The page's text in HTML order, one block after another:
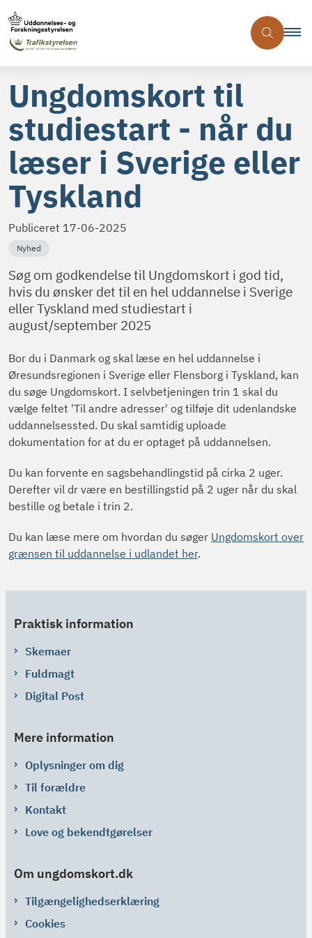
Ungdomskort til
studiestart - når du
læser i Sverige eller
Tyskland
Publiceret 17-06-2025
Nyhed
Søg om godkendelse til Ungdomskort i god tid,
hvis du ønsker det til en hel uddannelse i Sverige
eller Tyskland med studiestart i
august/september 2025
Bor du i Danmark og skal læse en hel uddannelse i
Øresundsregionen i Sverige eller Flensborg i Tyskland, kan
du søge Ungdomskort. I selvbetjeningen trin 1 skal du
vælge feltet 'Til andre adresser' og tilføje dit udenlandske
uddannelsessted. Du skal samtidig uploade
dokumentation for at du er optaget på uddannelsen.
Du kan forvente en sagsbehandlingstid på cirka 2 uger.
Derefter vil dr være en bestillingstid på 2 uger når du skal
bestille og betale i trin 2.
Du kan læse mere om hvordan du søger Ungdomskort over
grænsen til uddannelse i udlandet her.
Praktisk information
Skemaer
Fuldmagt
Digital Post
Mere information
Oplysninger om dig
Til forældre
Kontakt
Love og bekendtgørelser
Om ungdomskort.dk
Tilgængelighedserklæring
Cookies